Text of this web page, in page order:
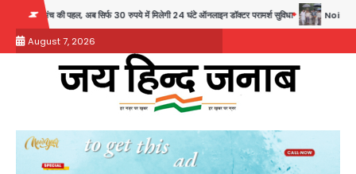
content
रुपये में मिलेगी 24 घंटे ऑनलाइन डॉक्टर परामर्श सुविधा Noida Authority: कर्तव्यनिष्ठा की
August 7, 2026